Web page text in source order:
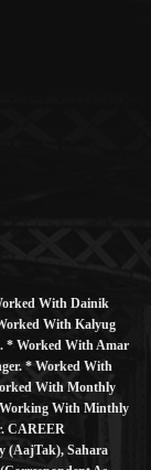
With Dainik
With Kalyug
* Worked With Amar
* Worked With
With Monthly
With Minthly
CAREER
(AajTak), Sahara